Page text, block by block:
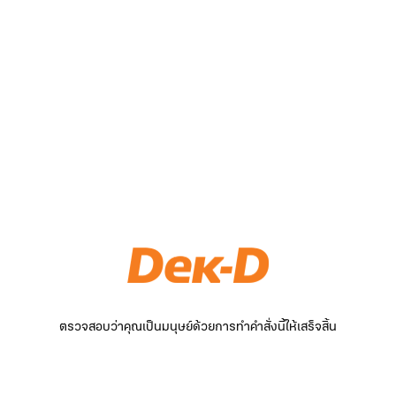
ตรวจสอบว่าคุณเป็นมนุษย์ด้วยการทำคำสั่งนี้ให้เสร็จสิ้น